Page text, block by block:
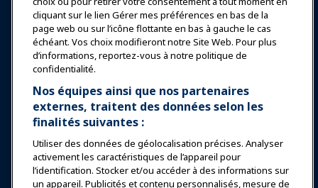
Éducation
Sécurité & Protection
Plaidoyer
Recherche & Rapports
À propos de IAAPA
cliquant sur le lien Gérer mes préférences en bas de la
page web ou sur l’icône flottante en bas à gauche le cas
échéant. Vos choix modifieront notre Site Web. Pour plus
d’informations, reportez-vous à notre politique de
confidentialité.
Nos équipes ainsi que nos partenaires
externes, traitent des données selon les
finalités suivantes :
Utiliser des données de géolocalisation précises. Analyser
activement les caractéristiques de l’appareil pour
l’identification. Stocker et/ou accéder à des informations sur
un appareil. Publicités et contenu personnalisés, mesure de